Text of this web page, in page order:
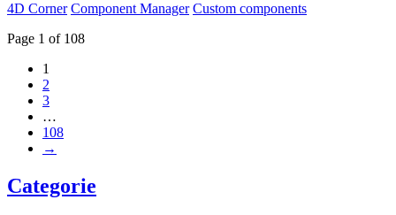
4D Corner Component Manager Custom components
Page 1 of 108
1
2
3
…
108
→
Categorie